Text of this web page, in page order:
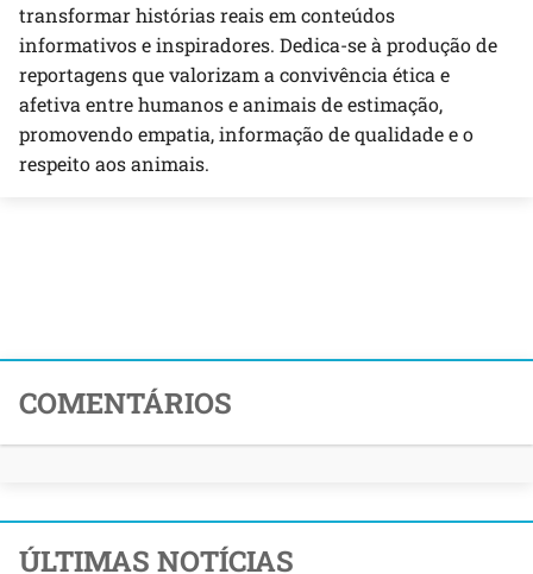
transformar histórias reais em conteúdos
informativos e inspiradores. Dedica-se à produção de
reportagens que valorizam a convivência ética e
afetiva entre humanos e animais de estimação,
promovendo empatia, informação de qualidade e o
respeito aos animais.
COMENTÁRIOS
ÚLTIMAS NOTÍCIAS